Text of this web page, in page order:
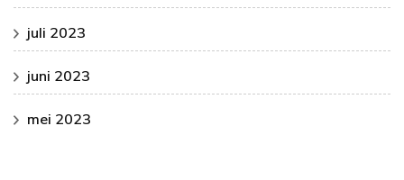
juli 2023
juni 2023
mei 2023